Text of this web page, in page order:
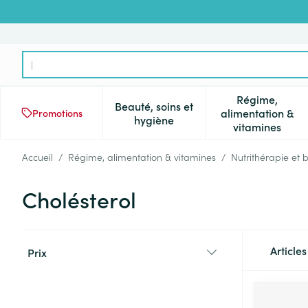
Rechercher
Promotions
Beauté, soins et
hygièneAfficher le sous-menu pour la
Régime,
alimentation &
vitamines
Afficher
Accueil / Régime, alimentation & vitamines / Nutrithérapie et
Cholésterol
Prix
Articles